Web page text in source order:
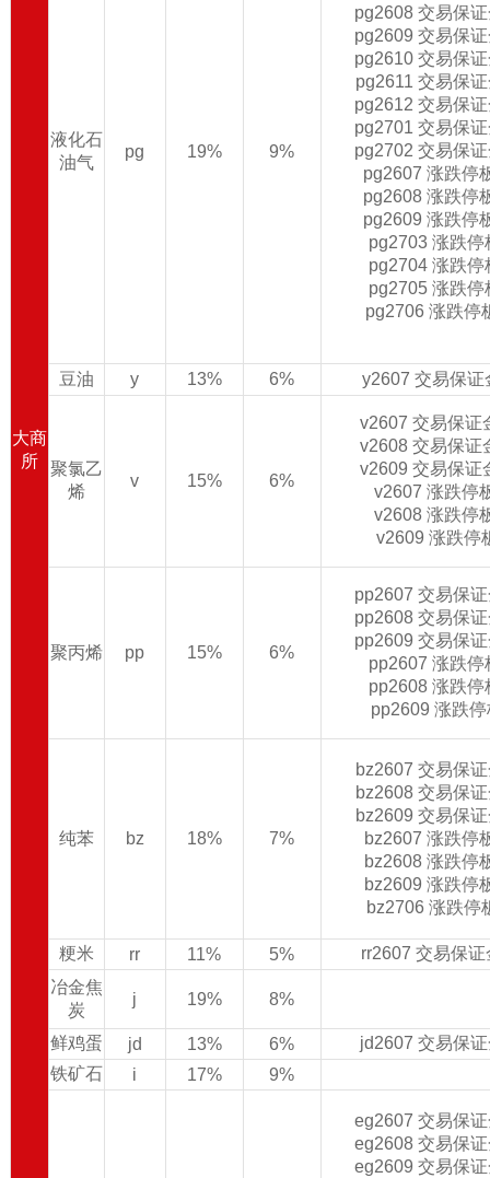
大商
所
液化石
油气
pg 19% 9%
pg2608 交易保
pg2609 交易保
pg2610 交易保
pg2611 交易保
pg2612 交易保
pg2701 交易保
pg2702 交易保
pg2607 涨跌停
pg2608 涨跌停
pg2609 涨跌停
pg2703 涨跌
pg2704 涨跌
pg2705 涨跌
pg2706 涨跌停
豆油 y 13% 6% y2607 交易保证
聚氯乙
烯
v 15% 6%
v2607 交易保
v2608 交易保
v2609 交易保
v2607 涨跌停
v2608 涨跌停
v2609 涨跌停
聚丙烯 pp 15% 6%
pp2607 交易保
pp2608 交易保
pp2609 交易保
pp2607 涨跌
pp2608 涨跌
pp2609 涨跌
纯苯 bz 18% 7%
bz2607 交易保
bz2608 交易保
bz2609 交易保
bz2607 涨跌停
bz2608 涨跌停
bz2609 涨跌停
bz2706 涨跌停
粳米 rr 11% 5%
rr2607 交易保
冶金焦
炭
j 19% 8%
鲜鸡蛋 jd 13% 6%
jd2607 交易保
铁矿石
i 17% 9%
eg2607 交易保
eg2608 交易保
eg2609 交易保